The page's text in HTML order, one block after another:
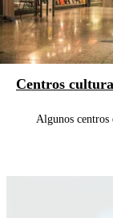
Centros
Algunos centros